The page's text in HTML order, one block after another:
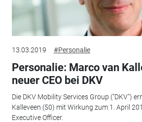
13.03.2019 #Personalie
Personalie: Marco van
neuer CEO bei DKV
Die DKV Mobility Services Group ("DKV")
Kalleveen (50) mit Wirkung zum 1. April
Executive Officer.